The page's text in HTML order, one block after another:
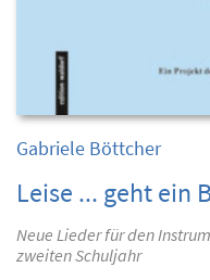
Gabriele Böttcher
Leise ... geht ein
Neue Lieder für den
zweiten Schuljahr